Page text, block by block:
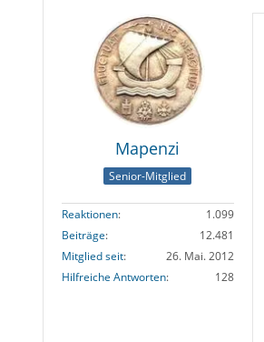
Mapenzi
Senior-Mitglied
Reaktionen
1.099
Beiträge
12.481
Mitglied seit
26. Mai. 2012
Hilfreiche Antworten
128